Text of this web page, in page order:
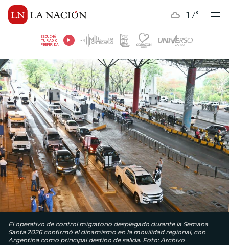
17°
ESCUCHÁ
TU RADIO
PREFERIDA
El operativo de control migratorio desplegado durante la Semana
Santa 2026 confirmó el dinamismo en la movilidad regional, con
Argentina como principal destino de salida. Foto: Archivo